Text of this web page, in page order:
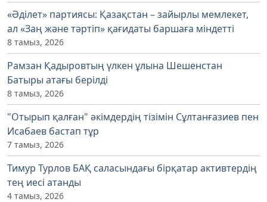
«Әділет» партиясы: Қазақстан – зайырлы мемлекет,
ал «Заң және тәртіп» қағидаты баршаға міндетті
8 тамыз, 2026
Рамзан Қадыровтың үлкен ұлына Шешенстан
Батыры атағы берілді
8 тамыз, 2026
"Отырып қалған" әкімдердің тізімін Сұлтанғазиев пен
Исабаев бастап тұр
7 тамыз, 2026
Тимур Турлов БАҚ саласындағы бірқатар активтердің
тең иесі атанды
4 тамыз, 2026